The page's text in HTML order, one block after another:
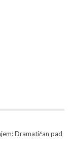
Dramatičan pad